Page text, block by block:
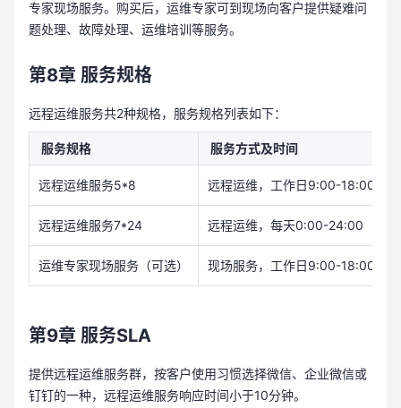
专家现场服务。购买后，运维专家可到现场向客户提供疑难问
题处理、故障处理、运维培训等服务。
第8章 服务规格
远程运维服务共2种规格，服务规格列表如下：
服务规格 服务方式及时间
远程运维服务5*8 远程运维，工作日9:00-18:00
远程运维服务7*24 远程运维，每天0:00-24:00
运维专家现场服务（可选） 现场服务，工作日9:00-18:00
第9章 服务SLA
提供远程运维服务群，按客户使用习惯选择微信、企业微信或
钉钉的一种，远程运维服务响应时间小于10分钟。